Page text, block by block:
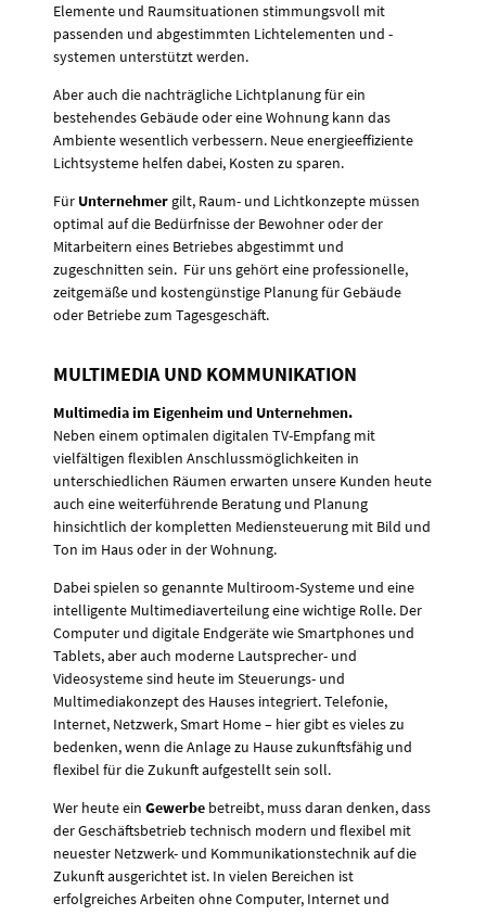
Elemente und Raumsituationen stimmungsvoll mit
passenden und abgestimmten Lichtelementen und -
systemen unterstützt werden.
Aber auch die nachträgliche Lichtplanung für ein
bestehendes Gebäude oder eine Wohnung kann das
Ambiente wesentlich verbessern. Neue energieeffiziente
Lichtsysteme helfen dabei, Kosten zu sparen.
Für Unternehmer gilt, Raum- und Lichtkonzepte müssen
optimal auf die Bedürfnisse der Bewohner oder der
Mitarbeitern eines Betriebes abgestimmt und
zugeschnitten sein. Für uns gehört eine professionelle,
zeitgemäße und kostengünstige Planung für Gebäude
oder Betriebe zum Tagesgeschäft.
MULTIMEDIA UND KOMMUNIKATION
Multimedia im Eigenheim und Unternehmen.
Neben einem optimalen digitalen TV-Empfang mit
vielfältigen flexiblen Anschlussmöglichkeiten in
unterschiedlichen Räumen erwarten unsere Kunden heute
auch eine weiterführende Beratung und Planung
hinsichtlich der kompletten Mediensteuerung mit Bild und
Ton im Haus oder in der Wohnung.
Dabei spielen so genannte Multiroom-Systeme und eine
intelligente Multimediaverteilung eine wichtige Rolle. Der
Computer und digitale Endgeräte wie Smartphones und
Tablets, aber auch moderne Lautsprecher- und
Videosysteme sind heute im Steuerungs- und
Multimediakonzept des Hauses integriert. Telefonie,
Internet, Netzwerk, Smart Home – hier gibt es vieles zu
bedenken, wenn die Anlage zu Hause zukunftsfähig und
flexibel für die Zukunft aufgestellt sein soll.
Wer heute ein Gewerbe betreibt, muss daran denken, dass
der Geschäftsbetrieb technisch modern und flexibel mit
neuester Netzwerk- und Kommunikationstechnik auf die
Zukunft ausgerichtet ist. In vielen Bereichen ist
erfolgreiches Arbeiten ohne Computer, Internet und